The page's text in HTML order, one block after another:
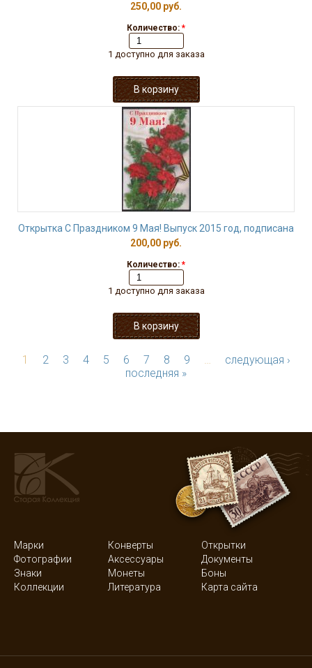
250,00 руб.
Количество: *
1 доступно для заказа
Открытка С Праздником 9 Мая! Выпуск 2015 год, подписана
200,00 руб.
Количество: *
1 доступно для заказа
1 2 3 4 5 6 7 8 9 …
следующая ›
последняя »
Марки Конверты
Открытки
Фотографии
Аксессуары
Документы
Знаки
Монеты
Боны
Коллекции
Литература Карта сайта